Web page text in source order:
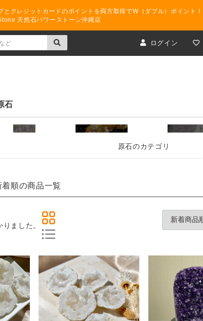
とクレジットカードのポイントを両方取得でW（ダブル）ポイント！
天然石パワーストーン沖縄店
ログイン
石
粒販売 ハイクオリティ ペンダント
原石のカテゴリ
着順の商品一覧
ました。